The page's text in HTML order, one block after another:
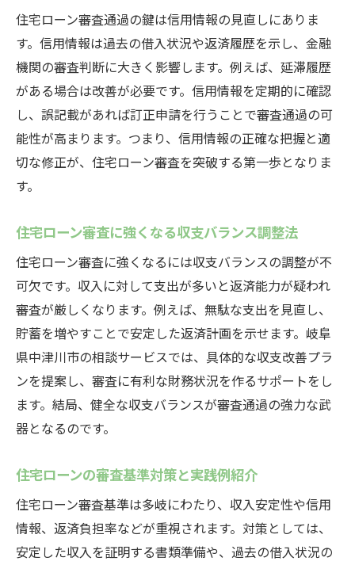
住宅ローン審査通過の鍵は信用情報の見直しにありま
す。信用情報は過去の借入状況や返済履歴を示し、金融
機関の審査判断に大きく影響します。例えば、延滞履歴
がある場合は改善が必要です。信用情報を定期的に確認
し、誤記載があれば訂正申請を行うことで審査通過の可
能性が高まります。つまり、信用情報の正確な把握と適
切な修正が、住宅ローン審査を突破する第一歩となりま
す。
住宅ローン審査に強くなる収支バランス調整法
住宅ローン審査に強くなるには収支バランスの調整が不
可欠です。収入に対して支出が多いと返済能力が疑われ
審査が厳しくなります。例えば、無駄な支出を見直し、
貯蓄を増やすことで安定した返済計画を示せます。岐阜
県中津川市の相談サービスでは、具体的な収支改善プラ
ンを提案し、審査に有利な財務状況を作るサポートをし
ます。結局、健全な収支バランスが審査通過の強力な武
器となるのです。
住宅ローンの審査基準対策と実践例紹介
住宅ローン審査基準は多岐にわたり、収入安定性や信用
情報、返済負担率などが重視されます。対策としては、
安定した収入を証明する書類準備や、過去の借入状況の